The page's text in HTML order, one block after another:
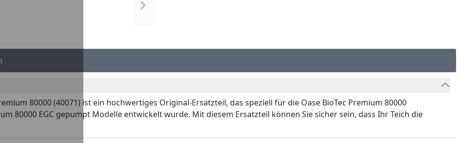
Nächstes Bild anzeigen
80000 (40071) ist ein hochwertiges Original-Ersatzteil, das speziell für die Oase BioTec Premium 80000
80000 EGC gepumpt Modelle entwickelt wurde. Mit diesem Ersatzteil können Sie sicher sein, dass Ihr Teich die